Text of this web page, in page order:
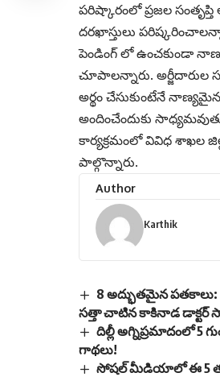
పరిష్కారంలో ప్రజల
దరఖాస్తులు
పెండింగ్ లో ఉంచకుండా
చూపాలన్నారు.
అర్థం చేసుకుంటేనే
అందించేందుకు
కార్యక్రమంలో వివిధ శాఖల
పాల్గొన్నారు.
Author
Karthik
8 అద్భుతమైన పతకాలు:
సత్తా చాటిన కాకినాడ డాక్టర్
దిల్లీ అగ్నిప్రమాదంలో 5
గాథలు!
సోషల్ మీడియాలో ఈ 5